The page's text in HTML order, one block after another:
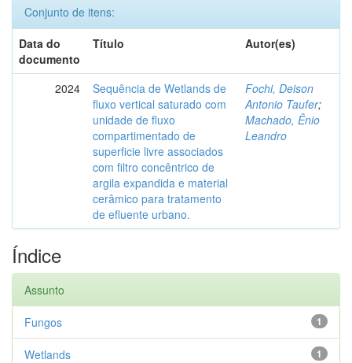
Conjunto de itens:
Data do
documento
Título Autor(es)
2024
Sequência de Wetlands de
fluxo vertical saturado com
unidade de fluxo
compartimentado de
superficie livre associados
com filtro concêntrico de
argila expandida e material
cerâmico para tratamento
de efluente urbano.
Fochi, Deison
Antonio Taufer;
Machado, Ênio
Leandro
Índice
Assunto
1
Fungos
1
Wetlands